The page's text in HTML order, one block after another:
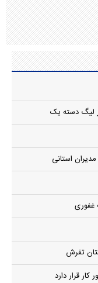
لیگ دسته یک
استانی
غفوری
تفرش
قرار دارد